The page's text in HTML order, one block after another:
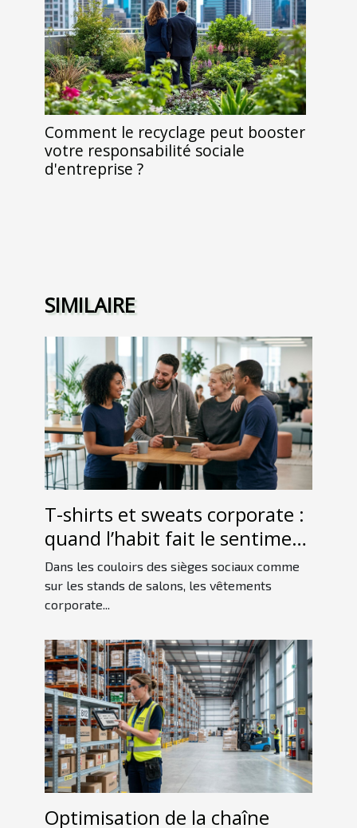
Comment le recyclage peut booster
votre responsabilité sociale
d'entreprise ?
SIMILAIRE
T-shirts et sweats corporate :
quand l’habit fait le sentiment
d’appartenance
Dans les couloirs des sièges sociaux comme
sur les stands de salons, les vêtements
corporate...
Optimisation de la chaîne